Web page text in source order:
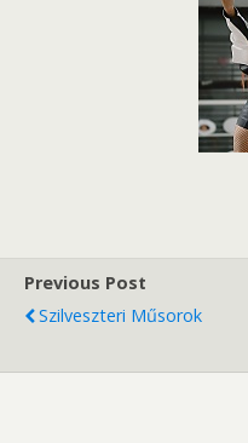
Previous Post
Szilveszteri Műsorok